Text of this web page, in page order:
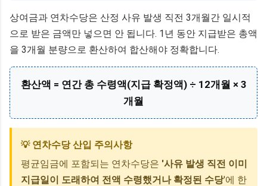
상여금과 연차수당은 산정 사유 발생 직전 3개월간 일시적
으로 받은 금액만 넣으면 안 됩니다. 1년 동안 지급받은 총액
을 3개월 분량으로 환산하여 합산해야 정확합니다.
환산액 = 연간 총 수령액(지급 확정액) ÷ 12개월 × 3
개월
💡연차수당 산입 주의사항
평균임금에 포함되는 연차수당은 '사유 발생 직전 이미
지급일이 도래하여 전액 수령했거나 확정된 수당'에 한